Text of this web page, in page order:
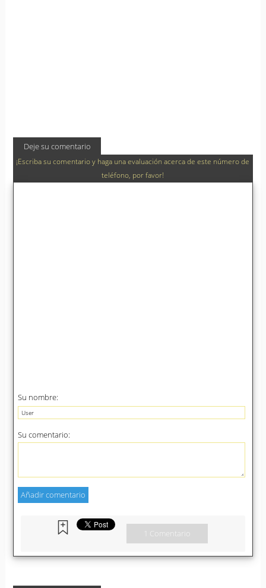
Deje su comentario
¡Escriba su comentario y haga una evaluación acerca de este número de
teléfono, por favor!
Su nombre:
Su comentario:
1 Comentario